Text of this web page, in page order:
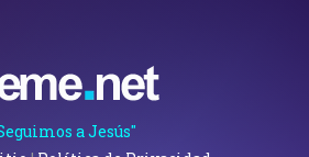
a Jesús"